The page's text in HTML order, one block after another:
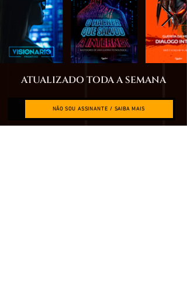
ATUALIZADO TODA A SEMANA
NÃO SOU ASSINANTE / SAIBA MAIS